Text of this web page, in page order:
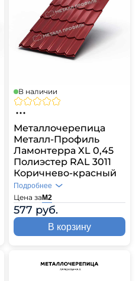
В наличии
Металлочерепица
Металл-Профиль
Ламонтерра XL 0,45
Полиэстер RAL 3011
Коричнево-красный
Цена заМ2
577 руб.
Подробнее
В корзину